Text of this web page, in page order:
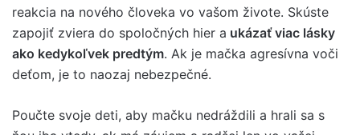
reakcia na nového človeka vo vašom živote. Skúste
zapojiť zviera do spoločných hier a ukázať viac lásky
ako kedykoľvek predtým. Ak je mačka agresívna voči
deťom, je to naozaj nebezpečné.
Poučte svoje deti, aby mačku nedráždili a hrali sa s